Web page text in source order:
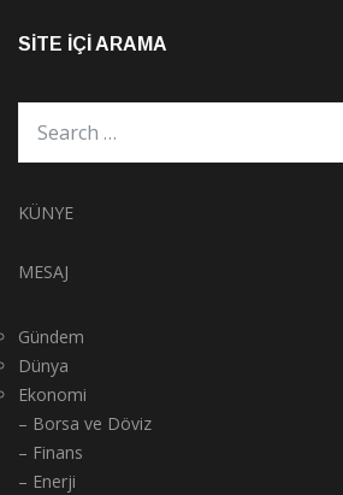
SITE İÇI ARAMA
KÜNYE
MESAJ
Gündem
Dünya
Ekonomi
– Borsa ve Döviz
– Finans
– Enerji